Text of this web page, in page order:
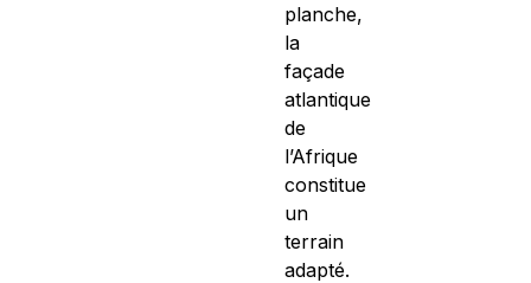
planche,
la
façade
atlantique
de
l’Afrique
constitue
un
terrain
adapté.